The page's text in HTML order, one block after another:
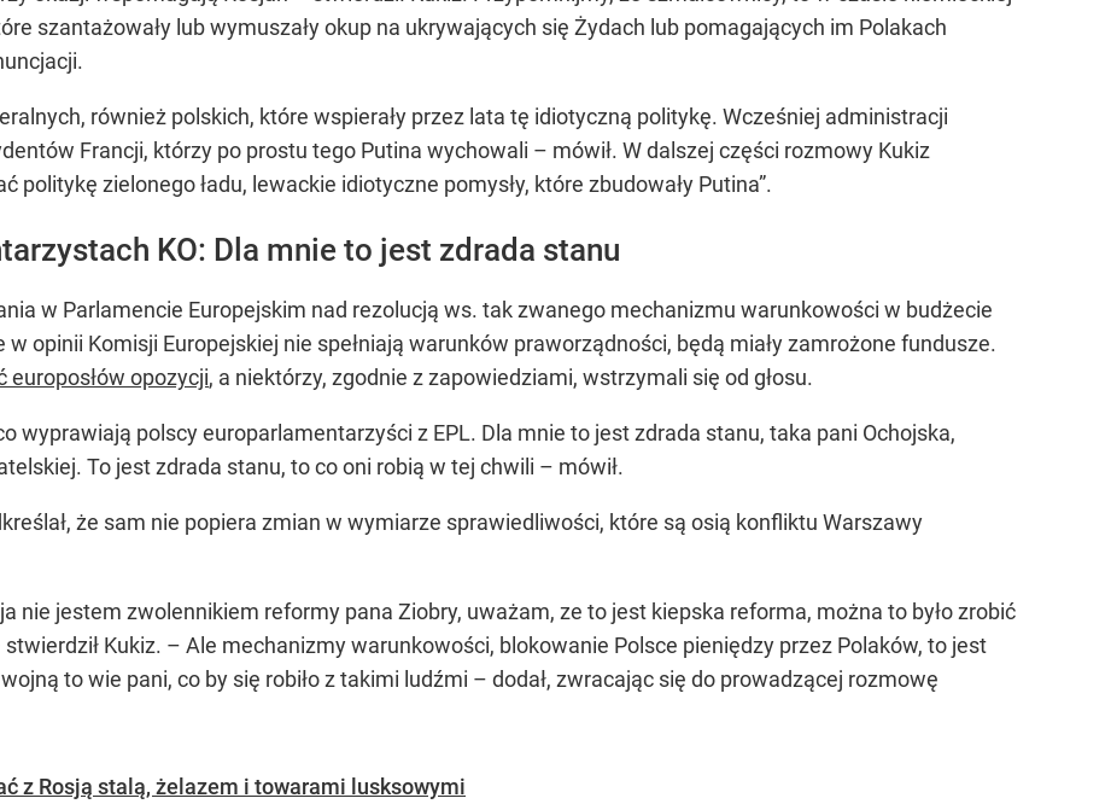
szantażowały lub wymuszały okup na ukrywających się Żydach lub pomagających im Polakach
również polskich, które wspierały przez lata tę idiotyczną politykę. Wcześniej administracji
Francji, którzy po prostu tego Putina wychowali – mówił. W dalszej części rozmowy Kukiz
politykę zielonego ładu, lewackie idiotyczne pomysły, które zbudowały Putina”.
KO: Dla mnie to jest zdrada stanu
w Parlamencie Europejskim nad rezolucją ws. tak zwanego mechanizmu warunkowości w budżecie
w opinii Komisji Europejskiej nie spełniają warunków praworządności, będą miały zamrożone fundusze.
europosłów opozycji, a niektórzy, zgodnie z zapowiedziami, wstrzymali się od głosu.
wyprawiają polscyeuroparlamentarzyści z EPL. Dla mnie to jest zdrada stanu, taka pani Ochojska,
To jest zdrada stanu, to co oni robią w tej chwili – mówił.
że sam nie popiera zmian w wymiarze sprawiedliwości, które są osią konfliktu Warszawy
nie jestem zwolennikiem reformy pana Ziobry, uważam, ze to jest kiepska reforma, można to było zrobić
stwierdził Kukiz. – Ale mechanizmy warunkowości, blokowanie Polsce pieniędzy przez Polaków, to jest
to wie pani, co by się robiło z takimi ludźmi – dodał, zwracając się do prowadzącej rozmowę
z Rosją stalą, żelazem i towarami lusksowymi